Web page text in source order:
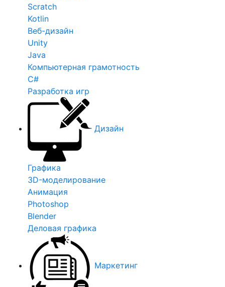
Scratch
Kotlin
Веб-дизайн
Unity
Java
Компьютерная грамотность
C#
Разработка игр
Дизайн
Графика
3D-моделирование
Анимация
Photoshop
Blender
Деловая графика
Маркетинг